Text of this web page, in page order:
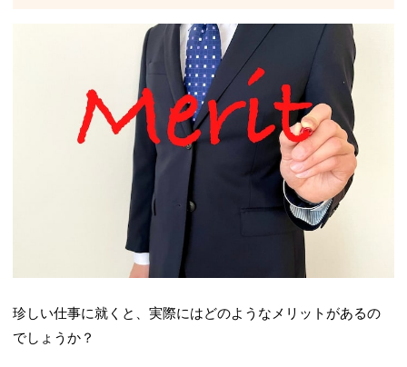
珍しい仕事に就くと、実際にはどのようなメリットがあるの
でしょうか？